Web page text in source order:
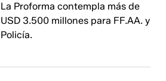
La Proforma contempla más de
USD 3.500 millones para FF.AA. y
Policía.